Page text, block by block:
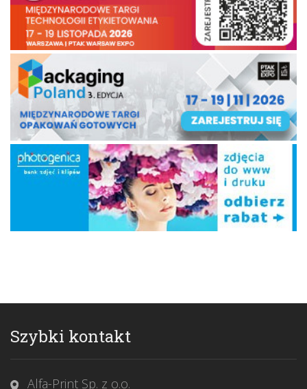
Szybki kontakt
Alfa-Print Sp. z o.o.